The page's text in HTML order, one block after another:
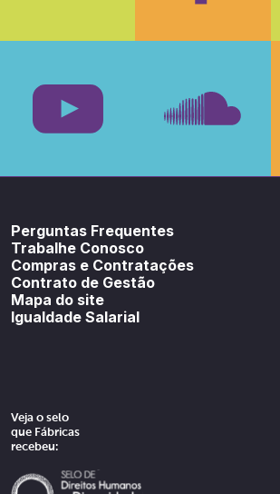
Perguntas Frequentes
Trabalhe Conosco
Compras e Contratações
Contrato de Gestão
Mapa do site
Igualdade Salarial
Veja o selo
que Fábricas
recebeu: